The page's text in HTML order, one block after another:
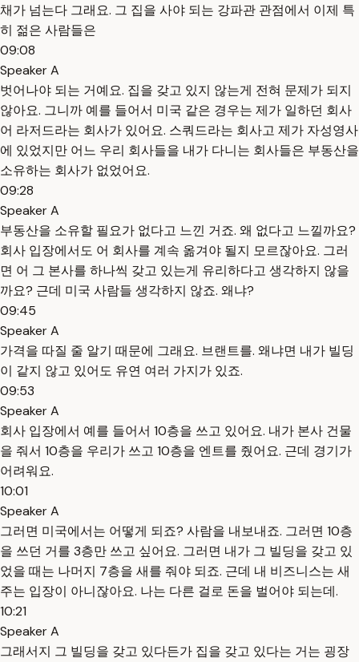
채가 넘는다 그래요. 그 집을 사야 되는 강파관 관점에서 이제 특
히 젊은 사람들은
09:08
Speaker A
벗어나야 되는 거예요. 집을 갖고 있지 않는게 전혀 문제가 되지
않아요. 그니까 예를 들어서 미국 같은 경우는 제가 일하던 회사
어 라저드라는 회사가 있어요. 스쿼드라는 회사고 제가 자성영사
에 있었지만 어느 우리 회사들을 내가 다니는 회사들은 부동산을
소유하는 회사가 없었어요.
09:28
Speaker A
부동산을 소유할 필요가 없다고 느낀 거죠. 왜 없다고 느낄까요?
회사 입장에서도 어 회사를 계속 옮겨야 될지 모르잖아요. 그러
면 어 그 본사를 하나씩 갖고 있는게 유리하다고 생각하지 않을
까요? 근데 미국 사람들 생각하지 않죠. 왜냐?
09:45
Speaker A
가격을 따질 줄 알기 때문에 그래요. 브랜트를. 왜냐면 내가 빌딩
이 같지 않고 있어도 유연 여러 가지가 있죠.
09:53
Speaker A
회사 입장에서 예를 들어서 10층을 쓰고 있어요. 내가 본사 건물
을 줘서 10층을 우리가 쓰고 10층을 엔트를 줬어요. 근데 경기가
어려워요.
10:01
Speaker A
그러면 미국에서는 어떻게 되죠? 사람을 내보내죠. 그러면 10층
을 쓰던 거를 3층만 쓰고 싶어요. 그러면 내가 그 빌딩을 갖고 있
었을 때는 나머지 7층을 새를 줘야 되죠. 근데 내 비즈니스는 새
주는 입장이 아니잖아요. 나는 다른 걸로 돈을 벌어야 되는데.
10:21
Speaker A
그래서지 그 빌딩을 갖고 있다든가 집을 갖고 있다는 거는 굉장